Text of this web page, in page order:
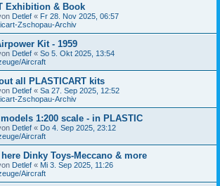
Exhibition & Book
Detlef « Fr 28. Nov 2025, 06:57
Zschopau-Archiv
Kit - 1959
Detlef « So 5. Okt 2025, 13:54
Aircraft
all PLASTICART kits
Detlef « Sa 27. Sep 2025, 12:52
Zschopau-Archiv
1:200 scale - in PLASTIC
Detlef « Do 4. Sep 2025, 23:12
Aircraft
here Dinky Toys-Meccano & more
Detlef « Mi 3. Sep 2025, 11:26
Aircraft